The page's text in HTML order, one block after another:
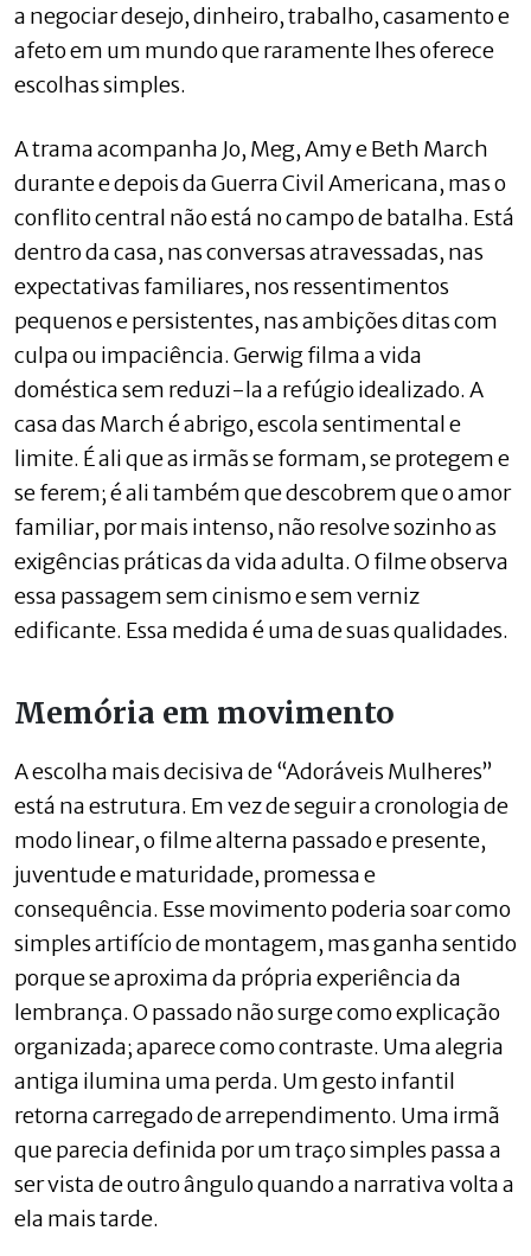
a negociar desejo, dinheiro, trabalho, casamento e
afeto em um mundo que raramente lhes oferece
escolhas simples.
A trama acompanha Jo, Meg, Amy e Beth March
durante e depois da Guerra Civil Americana, mas o
conflito central não está no campo de batalha. Está
dentro da casa, nas conversas atravessadas, nas
expectativas familiares, nos ressentimentos
pequenos e persistentes, nas ambições ditas com
culpa ou impaciência. Gerwig filma a vida
doméstica sem reduzi-la a refúgio idealizado. A
casa das March é abrigo, escola sentimental e
limite. É ali que as irmãs se formam, se protegem e
se ferem; é ali também que descobrem que o amor
familiar, por mais intenso, não resolve sozinho as
exigências práticas da vida adulta. O filme observa
essa passagem sem cinismo e sem verniz
edificante. Essa medida é uma de suas qualidades.
Memória em movimento
A escolha mais decisiva de “Adoráveis Mulheres”
está na estrutura. Em vez de seguir a cronologia de
modo linear, o filme alterna passado e presente,
juventude e maturidade, promessa e
consequência. Esse movimento poderia soar como
simples artifício de montagem, mas ganha sentido
porque se aproxima da própria experiência da
lembrança. O passado não surge como explicação
organizada; aparece como contraste. Uma alegria
antiga ilumina uma perda. Um gesto infantil
retorna carregado de arrependimento. Uma irmã
que parecia definida por um traço simples passa a
ser vista de outro ângulo quando a narrativa volta a
ela mais tarde.